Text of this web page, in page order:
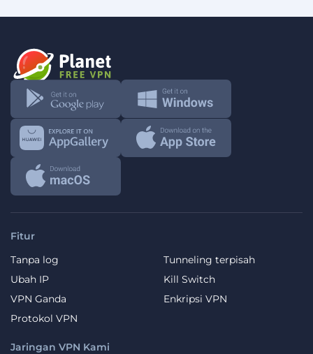
Fitur
Tanpa log
Tunneling terpisah
Ubah IP
Kill Switch
VPN Ganda
Enkripsi VPN
Protokol VPN
Jaringan VPN Kami